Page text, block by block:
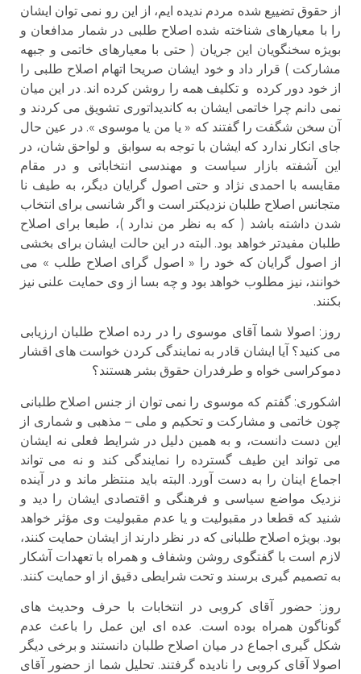
از حقوق تضییع شده مردم ندیده ایم، از این رو نمی توان ایشان
را با معیارهای شناخته شده اصلاح طلبی در شمار مدافعان و
بویژه سخنگویان این جریان ( حتی با معیارهای خاتمی و جبهه
مشارکت ) قرار داد و خود ایشان صریحا اتهام اصلاح طلبی را
از خود دور کرده و تکلیف همه را روشن کرده اند. در این میان
نمی دانم چرا خاتمی ایشان به کاندیداتوری تشویق می کردند و
آن سخن شگفت را گفتند که « یا من یا موسوی ». در عین حال
جای انکار ندارد که ایشان با توجه به سوابق و لواحق شان، در
این آشفته بازار سیاست و مهندسی انتخاباتی و در مقام
مقایسه با احمدی نژاد و حتی اصول گرایان دیگر، به طیف نا
متجانس اصلاح طلبان نزدیکتر است و اگر شانسی برای انتخاب
شدن داشته باشد ( که به نظر من ندارد )، طبعا برای اصلاح
طلبان مفیدتر خواهد بود. البته در این حالت ایشان برای بخشی
از اصول گرایان که خود را « اصول گرای اصلاح طلب » می
خوانند، نیز مطلوب خواهد بود و چه بسا از وی حمایت علنی نیز
بکنند.
روز: اصولا شما آقای موسوی را در رده اصلاح طلبان ارزیابی
می کنید؟ آیا ایشان قادر به نمایندگی کردن خواست های اقشار
دموکراسی خواه و طرفدران حقوق بشر هستند؟
اشكورى: گفتم که موسوی را نمی توان از جنس اصلاح طلبانی
چون خاتمی و مشارکت و تحکیم و ملی – مذهبی و شماری از
این دست دانست، و به همین دلیل در شرایط فعلی نه ایشان
می تواند این طیف گسترده را نمایندگی کند و نه می تواند
اجماع اینان را به دست آورد. البته باید منتظر ماند و در آینده
نزدیک مواضع سیاسی و فرهنگی و اقتصادی ایشان را دید و
شنید که قطعا در مقبولیت و یا عدم مقبولیت وی مؤثر خواهد
بود. بویژه اصلاح طلبانی که در نظر دارند از ایشان حمایت کنند،
لازم است با گفتگوی روشن وشفاف و همراه با تعهدات آشکار
به تصمیم گیری برسند و تحت شرایطی دقیق از او حمایت کنند.
روز: حضور آقای کروبی در انتخابات با حرف وحدیث های
گوناگون همراه بوده است. عده ای این عمل را باعث عدم
شکل گیری اجماع در میان اصلاح طلبان دانستند و برخی دیگر
اصولا آقای کروبی را نادیده گرفتند. تحلیل شما از حضور آقای